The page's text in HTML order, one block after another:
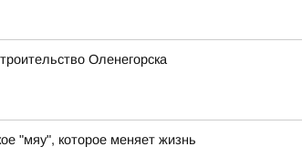
Оленегорска
"мяу", которое меняет жизнь